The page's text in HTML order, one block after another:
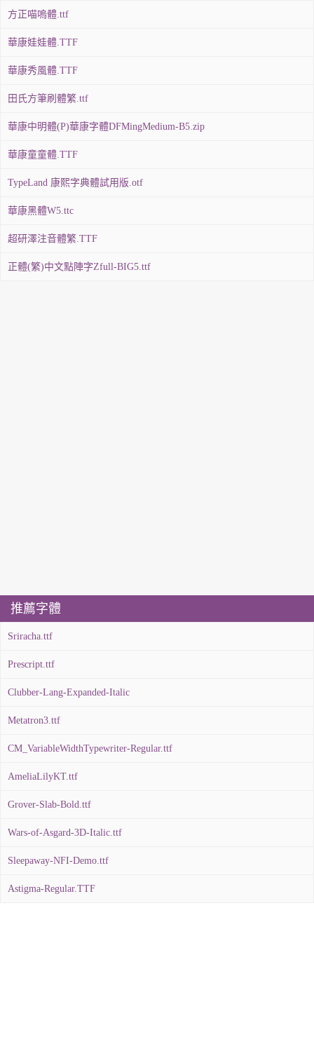
方正喵嗚體.ttf
華康娃娃體.TTF
華康秀風體.TTF
田氏方筆刷體繁.ttf
華康中明體(P)華康字體DFMingMedium-B5.zip
華康童童體.TTF
TypeLand 康熙字典體試用版.otf
華康黑體W5.ttc
超研澤注音體繁.TTF
正體(繁)中文點陣字Zfull-BIG5.ttf
推薦字體
Sriracha.ttf
Prescript.ttf
Clubber-Lang-Expanded-Italic
Metatron3.ttf
CM_VariableWidthTypewriter-Regular.ttf
AmeliaLilyKT.ttf
Grover-Slab-Bold.ttf
Wars-of-Asgard-3D-Italic.ttf
Sleepaway-NFI-Demo.ttf
Astigma-Regular.TTF